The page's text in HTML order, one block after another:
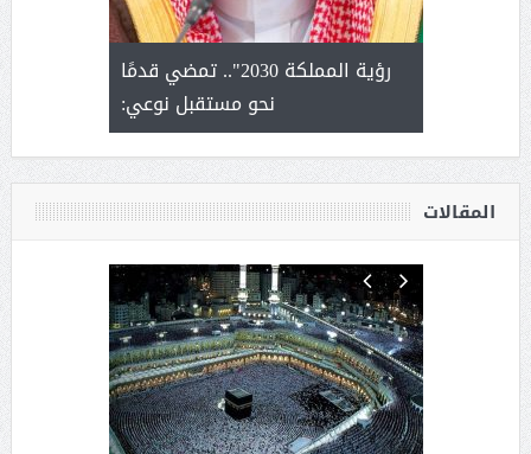
يحصل
رؤية المملكة 2030".. تمضي قدمًا
نحو مستقبل نوعي:
ورشة
عنيزة
المقالات